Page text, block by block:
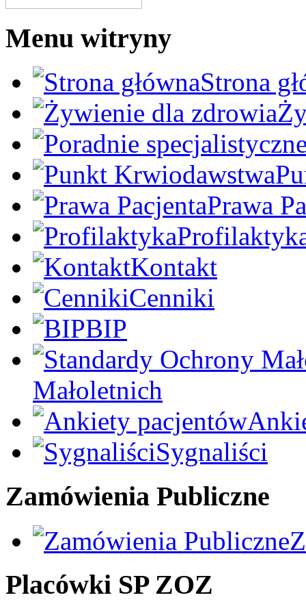
Menu witryny
Strona
Prawa
Kontakt
Cenniki
BIP
Małoletnich
Sygnaliści
Zamówienia Publiczne
Placówki SP ZOZ